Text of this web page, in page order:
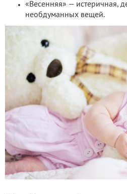
«Весенняя» — истеричная,
необдуманных вещей.